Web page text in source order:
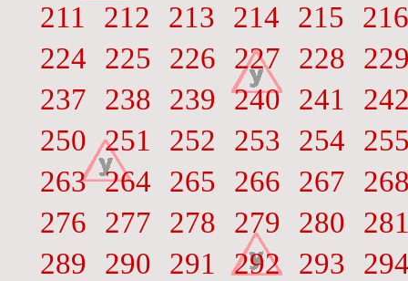
211
212 213 214 215
216
224
225 226 227 228
237
238 239 240 241
250 251 252 253 254
263 264 265 266 267
276
277 278 279 280
289
290 291 292 293